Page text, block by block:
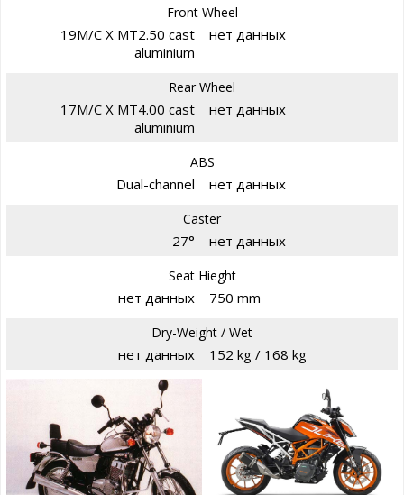
Front Wheel
19M/C X MT2.50 cast
aluminium
нет данных
Rear Wheel
17M/C X MT4.00 cast
aluminium
нет данных
ABS
Dual-channel нет данных
Caster
27° нет данных
Seat Hieght
нет данных 750 mm
Dry-Weight / Wet
нет данных 152 kg / 168 kg